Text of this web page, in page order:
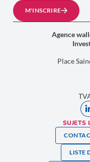
M'INSCRIRE
Agence
Place
SUJETS
LISTE